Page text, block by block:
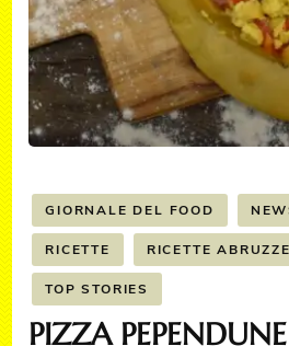
GIORNALE DEL FOOD
RICETTE RICETTE
TOP STORIES
PIZZA